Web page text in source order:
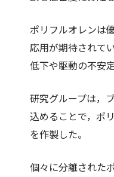
ポリフルオレンは
応用が期待されて
低下や駆動の不安
研究グループは，
込めることで，ポ
を作製した。
個々に分離された